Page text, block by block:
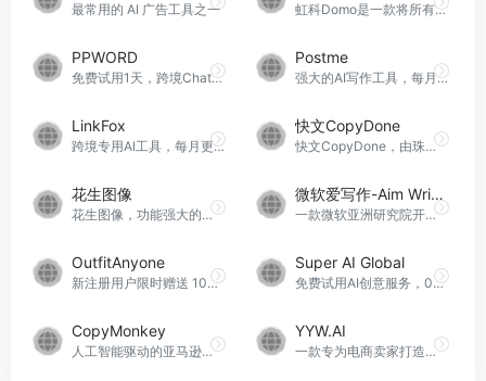
最常用的 AI 广告工具之一 虹科Domo是一款将所有数据、BI和工作流都整合到应用程序中的综合性商业智能（BI）分析工具，具有可定制、实时性、交互性的自助仪表板，帮助卖家简化数据集成、提供数据洞察力、优化业务决策、助力企业数字化
PPWORD
免费试用1天，跨境ChatGPT，涵盖运营全流程
Postme
强大的AI写作工具，每月免费额度5000字
LinkFox
跨境专用AI工具，每月更新免费额度
快文CopyDone
快文CopyDone，由珠海必优科技有限公司打造，是中国最大的智能写作应用中台。其核心优势在于高效的AI制作，以及超预期的AI创意和内容应用。通过整合AI内容分析与运用，快文CopyDone旨在推动智能内容生成技术的创新，为企业提供30+垂直行业内容的智能创作Saas服务。
花生图像
花生图像，功能强大的跨境电商AI图片编辑软件
微软爱写作-Aim Writing
一款微软亚洲研究院开发的英文写作辅助工具
OutfitAnyone
新注册用户限时赠送 100 小时免费 GPU 算力，虚拟试衣大模型
Super AI Global
免费试用AI创意服务，0门槛一键生成令受众用户惊艳的营销内容
CopyMonkey
人工智能驱动的亚马逊列表优化专家
YYW.AI
一款专为电商卖家打造的，利用先进的人工智能技术的AI模特商拍智能工具。